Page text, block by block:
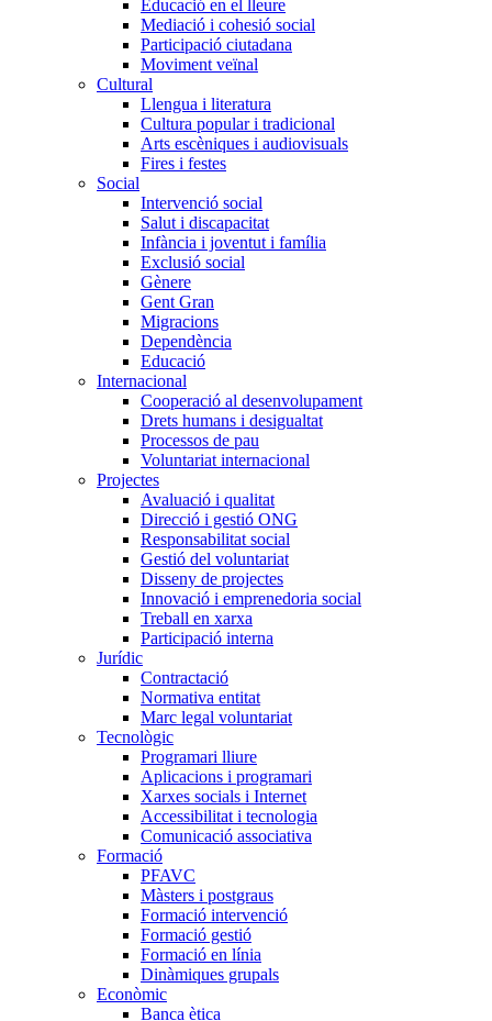
Educació en el lleure
Mediació i cohesió social
Participació ciutadana
Moviment veïnal
Cultural
Llengua i literatura
Cultura popular i tradicional
Arts escèniques i audiovisuals
Fires i festes
Social
Intervenció social
Salut i discapacitat
Infància i joventut i família
Exclusió social
Gènere
Gent Gran
Migracions
Dependència
Educació
Internacional
Cooperació al desenvolupament
Drets humans i desigualtat
Processos de pau
Voluntariat internacional
Projectes
Avaluació i qualitat
Direcció i gestió ONG
Responsabilitat social
Gestió del voluntariat
Disseny de projectes
Innovació i emprenedoria social
Treball en xarxa
Participació interna
Jurídic
Contractació
Normativa entitat
Marc legal voluntariat
Tecnològic
Programari lliure
Aplicacions i programari
Xarxes socials i Internet
Accessibilitat i tecnologia
Comunicació associativa
Formació
PFAVC
Màsters i postgraus
Formació intervenció
Formació gestió
Formació en línia
Dinàmiques grupals
Econòmic
Banca ètica